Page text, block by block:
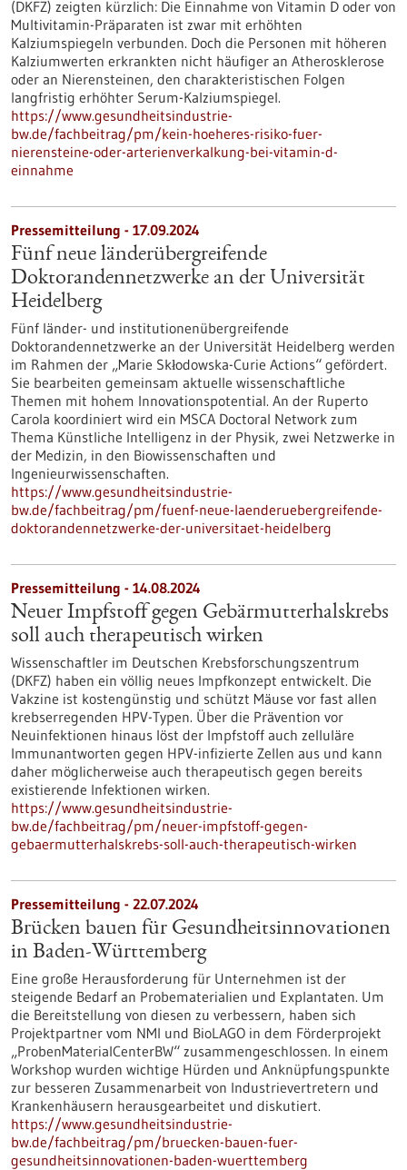
(DKFZ) zeigten kürzlich: Die Einnahme von Vitamin D oder von
Multivitamin-Präparaten ist zwar mit erhöhten
Kalziumspiegeln verbunden. Doch die Personen mit höheren
Kalziumwerten erkrankten nicht häufiger an Atherosklerose
oder an Nierensteinen, den charakteristischen Folgen
langfristig erhöhter Serum-Kalziumspiegel.
https://www.gesundheitsindustrie-
bw.de/fachbeitrag/pm/kein-hoeheres-risiko-fuer-
nierensteine-oder-arterienverkalkung-bei-vitamin-d-
einnahme
Pressemitteilung - 17.09.2024
Fünf neue länderübergreifende
Doktorandennetzwerke an der Universität
Heidelberg
Fünf länder- und institutionenübergreifende
Doktorandennetzwerke an der Universität Heidelberg werden
im Rahmen der „Marie Skłodowska-Curie Actions“ gefördert.
Sie bearbeiten gemeinsam aktuelle wissenschaftliche
Themen mit hohem Innovationspotential. An der Ruperto
Carola koordiniert wird ein MSCA Doctoral Network zum
Thema Künstliche Intelligenz in der Physik, zwei Netzwerke in
der Medizin, in den Biowissenschaften und
Ingenieurwissenschaften.
https://www.gesundheitsindustrie-
bw.de/fachbeitrag/pm/fuenf-neue-laenderuebergreifende-
doktorandennetzwerke-der-universitaet-heidelberg
Pressemitteilung - 14.08.2024
Neuer Impfstoff gegen Gebärmutterhalskrebs
soll auch therapeutisch wirken
Wissenschaftler im Deutschen Krebsforschungszentrum
(DKFZ) haben ein völlig neues Impfkonzept entwickelt. Die
Vakzine ist kostengünstig und schützt Mäuse vor fast allen
krebserregenden HPV-Typen. Über die Prävention vor
Neuinfektionen hinaus löst der Impfstoff auch zelluläre
Immunantworten gegen HPV-infizierte Zellen aus und kann
daher möglicherweise auch therapeutisch gegen bereits
existierende Infektionen wirken.
https://www.gesundheitsindustrie-
bw.de/fachbeitrag/pm/neuer-impfstoff-gegen-
gebaermutterhalskrebs-soll-auch-therapeutisch-wirken
Pressemitteilung - 22.07.2024
Brücken bauen für Gesundheitsinnovationen
in Baden-Württemberg
Eine große Herausforderung für Unternehmen ist der
steigende Bedarf an Probematerialien und Explantaten. Um
die Bereitstellung von diesen zu verbessern, haben sich
Projektpartner vom NMI und BioLAGO in dem Förderprojekt
„ProbenMaterialCenterBW“ zusammengeschlossen. In einem
Workshop wurden wichtige Hürden und Anknüpfungspunkte
zur besseren Zusammenarbeit von Industrievertretern und
Krankenhäusern herausgearbeitet und diskutiert.
https://www.gesundheitsindustrie-
bw.de/fachbeitrag/pm/bruecken-bauen-fuer-
gesundheitsinnovationen-baden-wuerttemberg